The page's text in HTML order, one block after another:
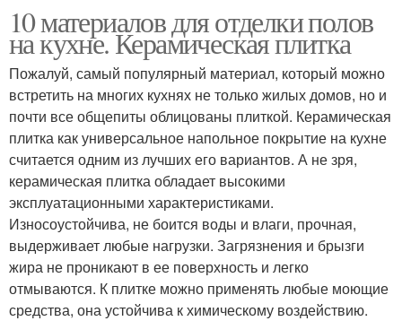
10 материалов для отделки полов
на кухне. Керамическая плитка
Пожалуй, самый популярный материал, который можно
встретить на многих кухнях не только жилых домов, но и
почти все общепиты облицованы плиткой. Керамическая
плитка как универсальное напольное покрытие на кухне
считается одним из лучших его вариантов. А не зря,
керамическая плитка обладает высокими
эксплуатационными характеристиками.
Износоустойчива, не боится воды и влаги, прочная,
выдерживает любые нагрузки. Загрязнения и брызги
жира не проникают в ее поверхность и легко
отмываются. К плитке можно применять любые моющие
средства, она устойчива к химическому воздействию.